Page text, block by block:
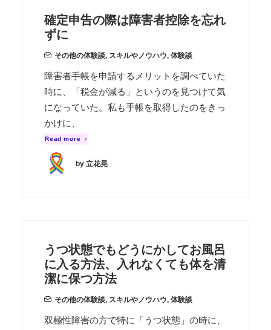
確定申告の際は障害者控除を忘れ
ずに
その他の体験談, スキルやノウハウ, 体験談
障害者手帳を申請するメリットを調べていた
時に、「税金が減る」というのを見つけて気
になっていた。私も手帳を取得したのをきっ
かけに、
Read more
by 立花晃
うつ状態でもどうにかしてお風呂
に入る方法、入れなくても体を清
潔に保つ方法
その他の体験談, スキルやノウハウ, 体験談
双極性障害の方で特に「うつ状態」の時に、